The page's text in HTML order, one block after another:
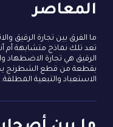
المعاصر
ما الفرق بين تجارة الرقيق
تعد تلك نماذج متشابهة أم
الرقيق هي تجارة الاضطهاد
بقطعة من قطع الشطرنج
الاستعباد والتبعية